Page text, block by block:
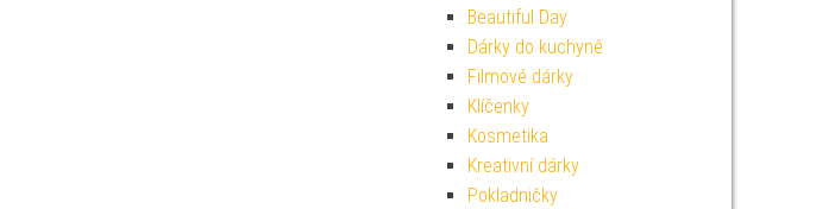
Beautiful Day
Dárky do kuchyně
Filmové dárky
Klíčenky
Kosmetika
Kreativní dárky
Pokladničky